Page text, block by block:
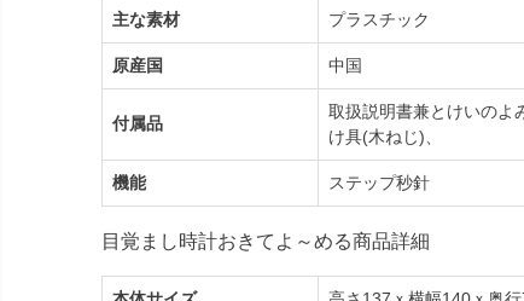
主な素材 プラスチック
原産国 中国
付属品
取扱説明書兼とけいのよ
け具(木ねじ)、
機能 ステップ秒針
目覚まし時計おきてよ～める商品詳細